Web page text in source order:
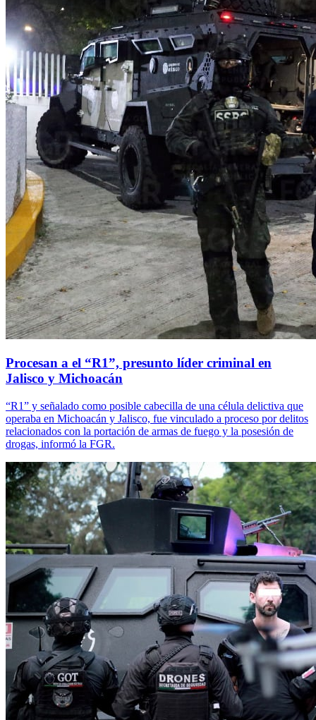
Procesan a el “R1”, presunto líder criminal en
Jalisco y Michoacán
“R1” y señalado como posible cabecilla de una célula delictiva que
operaba en Michoacán y Jalisco, fue vinculado a proceso por delitos
relacionados con la portación de armas de fuego y la posesión de
drogas, informó la FGR.